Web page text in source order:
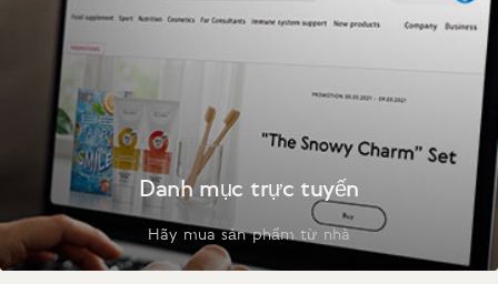
Danh mục trực tuyến
Hãy mua sản phẩm từ nhà